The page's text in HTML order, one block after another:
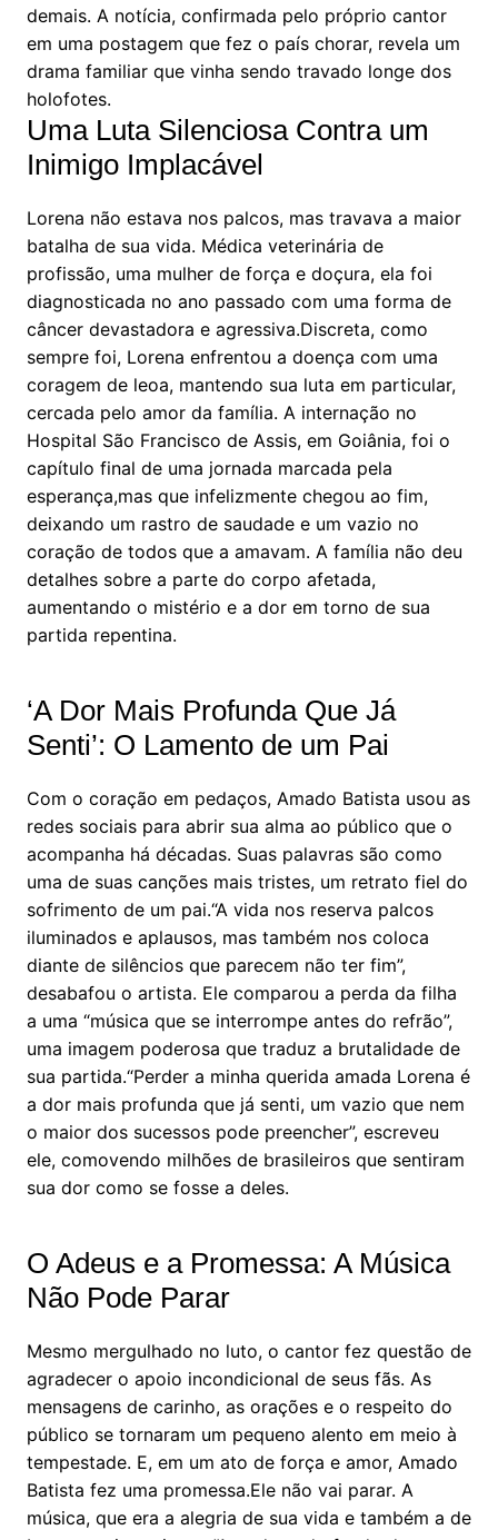
demais. A notícia, confirmada pelo próprio cantor
em uma postagem que fez o país chorar, revela um
drama familiar que vinha sendo travado longe dos
holofotes.
Uma Luta Silenciosa Contra um
Inimigo Implacável
Lorena não estava nos palcos, mas travava a maior
batalha de sua vida. Médica veterinária de
profissão, uma mulher de força e doçura, ela foi
diagnosticada no ano passado com uma forma de
câncer devastadora e agressiva.Discreta, como
sempre foi, Lorena enfrentou a doença com uma
coragem de leoa, mantendo sua luta em particular,
cercada pelo amor da família. A internação no
Hospital São Francisco de Assis, em Goiânia, foi o
capítulo final de uma jornada marcada pela
esperança,mas que infelizmente chegou ao fim,
deixando um rastro de saudade e um vazio no
coração de todos que a amavam. A família não deu
detalhes sobre a parte do corpo afetada,
aumentando o mistério e a dor em torno de sua
partida repentina.
‘A Dor Mais Profunda Que Já
Senti’: O Lamento de um Pai
Com o coração em pedaços, Amado Batista usou as
redes sociais para abrir sua alma ao público que o
acompanha há décadas. Suas palavras são como
uma de suas canções mais tristes, um retrato fiel do
sofrimento de um pai.“A vida nos reserva palcos
iluminados e aplausos, mas também nos coloca
diante de silêncios que parecem não ter fim”,
desabafou o artista. Ele comparou a perda da filha
a uma “música que se interrompe antes do refrão”,
uma imagem poderosa que traduz a brutalidade de
sua partida.“Perder a minha querida amada Lorena é
a dor mais profunda que já senti, um vazio que nem
o maior dos sucessos pode preencher”, escreveu
ele, comovendo milhões de brasileiros que sentiram
sua dor como se fosse a deles.
O Adeus e a Promessa: A Música
Não Pode Parar
Mesmo mergulhado no luto, o cantor fez questão de
agradecer o apoio incondicional de seus fãs. As
mensagens de carinho, as orações e o respeito do
público se tornaram um pequeno alento em meio à
tempestade. E, em um ato de força e amor, Amado
Batista fez uma promessa.Ele não vai parar. A
música, que era a alegria de sua vida e também a de